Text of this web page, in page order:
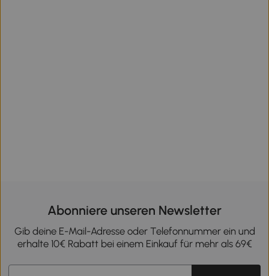
Abonniere unseren Newsletter
Gib deine E-Mail-Adresse oder Telefonnummer ein und
erhalte 10€ Rabatt bei einem Einkauf für mehr als 69€